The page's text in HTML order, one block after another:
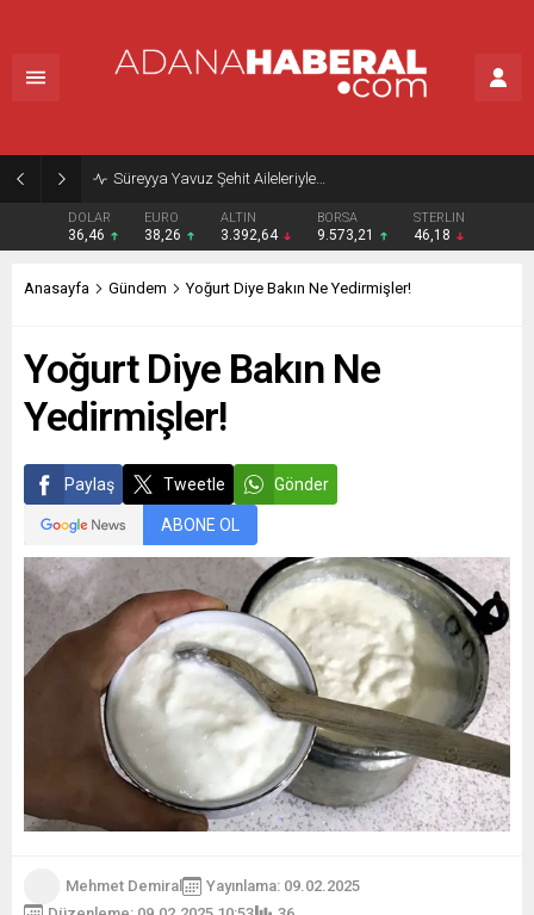
Süreyya Yavuz Şehit Aileleriyle…
DOLAR
36,46
EURO
38,26
ALTIN
3.392,64
BORSA
9.573,21
STERLIN
46,18
Anasayfa Gündem Yoğurt Diye Bakın Ne Yedirmişler!
Yoğurt Diye Bakın Ne
Yedirmişler!
Paylaş Tweetle Gönder
ABONE OL
Mehmet Demiral
Yayınlama: 09.02.2025